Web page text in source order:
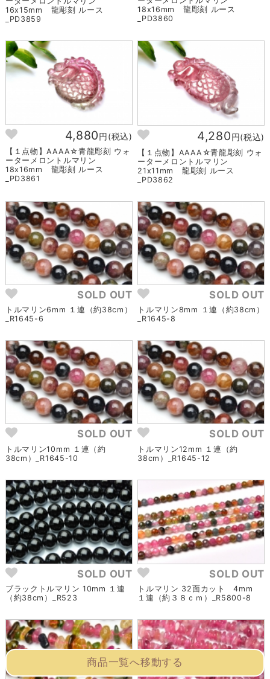
商品一覧へ移動する
16x15mm 龍彫刻 ルース
_PD3859
18x16mm 龍彫刻 ルース
_PD3860
4,880円(税込)
【１点物】AAAA☆青龍彫刻 ウォ
ーターメロントルマリン
18x16mm 龍彫刻 ルース
_PD3861
4,280円(税込)
【１点物】AAAA☆青龍彫刻 ウォ
ーターメロントルマリン
21x11mm 龍彫刻 ルース
_PD3862
SOLD OUT
トルマリン6mm １連（約38cm）
_R1645-6
SOLD OUT
トルマリン8mm １連（約38cm）
_R1645-8
SOLD OUT
トルマリン10mm １連（約
38cm）_R1645-10
SOLD OUT
トルマリン12mm １連（約
38cm）_R1645-12
SOLD OUT
ブラックトルマリン 10mm １連
（約38cm）_R523
SOLD OUT
トルマリン 32面カット 4mm
１連（約３８ｃｍ）_R5800-8